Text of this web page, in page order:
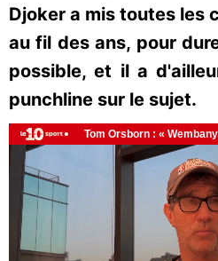
Djoker a mis toutes les
au fil des ans, pour
possible, et il a
punchline sur le sujet.